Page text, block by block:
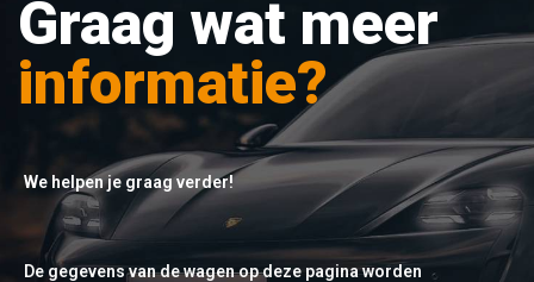
Graag wat meer
informatie?
We helpen je graag verder!
De gegevens van de wagen op deze pagina worden